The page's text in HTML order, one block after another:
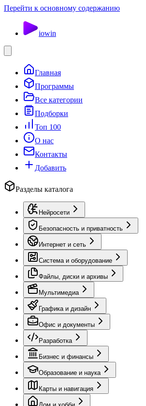
Перейти к основному содержанию
iowin
Главная
Программы
Все категории
Подборки
Топ 100
О нас
Контакты
Добавить
Разделы каталога
Нейросети
Безопасность и приватность
Интернет и сеть
Система и оборудование
Файлы, диски и архивы
Мультимедиа
Графика и дизайн
Офис и документы
Разработка
Бизнес и финансы
Образование и наука
Карты и навигация